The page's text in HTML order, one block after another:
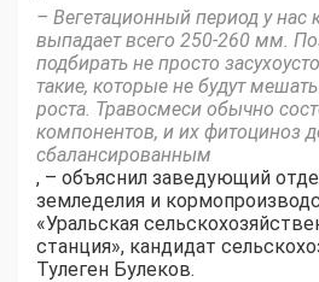
– Вегетационный период у нас
выпадает всего 250-260 мм.
подбирать не просто
такие, которые не будут
роста. Травосмеси обычно
компонентов, и их фитоциноз
сбалансированным
, – объяснил заведующий
земледелия и
«Уральская
станция», кандидат
Тулеген Булеков.